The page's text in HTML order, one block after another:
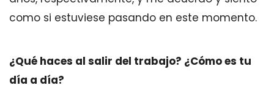
como si estuviese pasando en este momento.
¿Qué haces al salir del trabajo? ¿Cómo es tu
día a día?